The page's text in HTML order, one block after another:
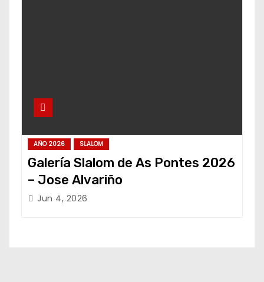
AÑO 2026 SLALOM
Galería Slalom de As Pontes 2026
– Jose Alvariño
Jun 4, 2026